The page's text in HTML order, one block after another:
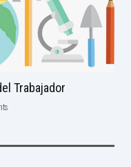
Trabajador